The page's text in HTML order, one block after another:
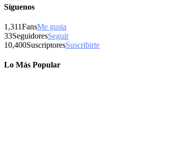
Síguenos
1,311FansMe gusta
33SeguidoresSeguir
10,400SuscriptoresSuscribirte
Lo Más Popular